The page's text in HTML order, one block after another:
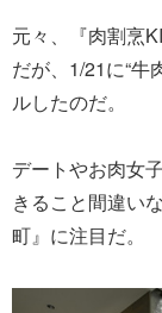
元々、『肉割烹
だが、1/21に“牛
ルしたのだ。
デートやお肉女
きること間違い
町』に注目だ。